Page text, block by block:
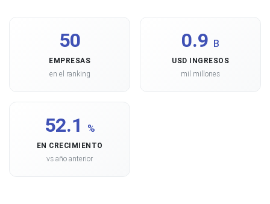
50
EMPRESAS
en el ranking
0.9 B
USD INGRESOS
mil millones
52.1 %
EN CRECIMIENTO
vs año anterior